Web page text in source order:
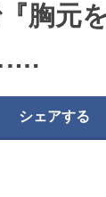
胸元
シェアする